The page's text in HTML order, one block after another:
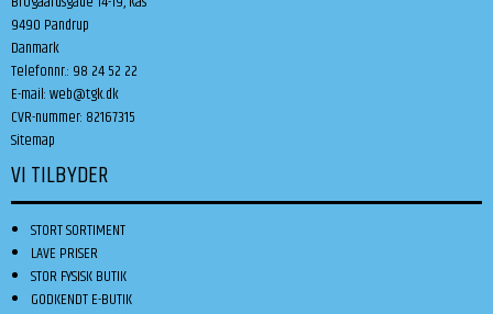
9490 Pandrup
Danmark
Telefonnr.: 98 24 52 22
E-mail:web@tgk.dk
CVR-nummer: 82167315
Sitemap
VI TILBYDER
STORT SORTIMENT
LAVE PRISER
STOR FYSISK BUTIK
GODKENDT E-BUTIK